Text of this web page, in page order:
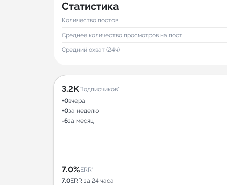
Статистика
Количество постов
Среднее количество просмотров на пост
Средний охват (24ч)
3.2KПодписчиков*
+0вчера
+0за неделю
-6за месяц
7.0%ERR*
7.0ERR за 24 часа